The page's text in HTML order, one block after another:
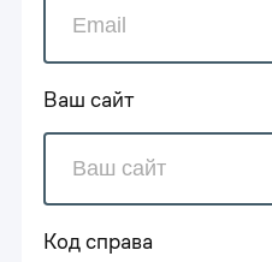
Ваш сайт
Код справа